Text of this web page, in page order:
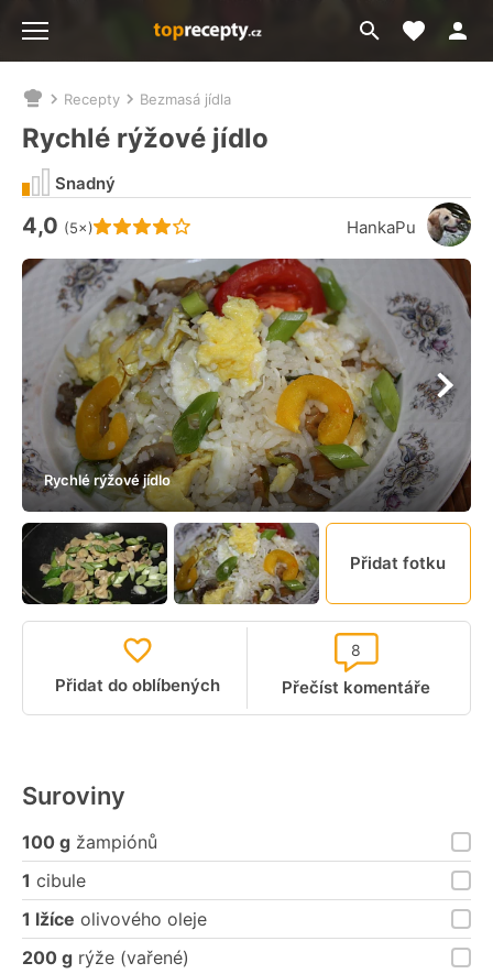
Přejít
na
Moje
Nacházíte
se
zde:
Recepty Bezmasá jídla
Rychlé rýžové jídlo
Hodnocení receptu je
4,0 (5×) HankaPu
Snadný
Rychlé rýžové jídlo
Přidat fotku
Přidat do oblíbených Přečíst komentáře
8
Suroviny
100 g žampiónů
1 cibule
1 lžíce olivového oleje
200 g rýže (vařené)